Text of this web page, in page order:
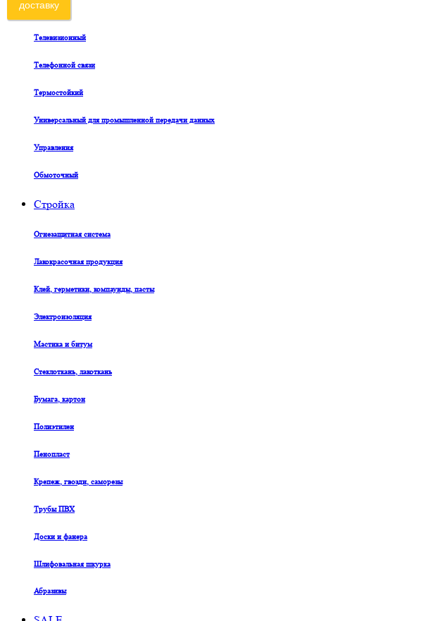
Судовой
Телевизионный
Телефонной связи
Термостойкий
Универсальный для промышленной передачи данных
Управления
Обмоточный
Стройка
Огнезащитная система
Лакокрасочная продукция
Клей, герметики, компаунды, пасты
Электроизоляция
Мастика и битум
Стеклоткань, лакоткань
Бумага, картон
Полиэтилен
Пенопласт
Крепеж, гвозди, саморезы
Трубы ПВХ
Доски и фанера
Шлифовальная шкурка
Абразивы
доставку